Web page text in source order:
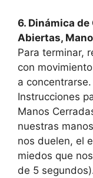
6. Dinámica de
Abiertas,
Para terminar,
con
a concentrarse.
Instrucciones
Manos
nuestras
nos duelen, el
miedos que
de 5